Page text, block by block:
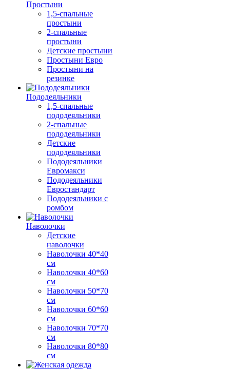
Простыни
1,5-спальные
простыни
2-спальные
простыни
Детские простыни
Простыни Евро
Простыни на
резинке
Пододеяльники
1,5-спальные
пододеяльники
2-спальные
пододеяльники
Детские
пододеяльники
Пододеяльники
Евромакси
Пододеяльники
Евростандарт
Пододеяльники с
ромбом
Наволочки
Детские
наволочки
Наволочки 40*40
см
Наволочки 40*60
см
Наволочки 50*70
см
Наволочки 60*60
см
Наволочки 70*70
см
Наволочки 80*80
см